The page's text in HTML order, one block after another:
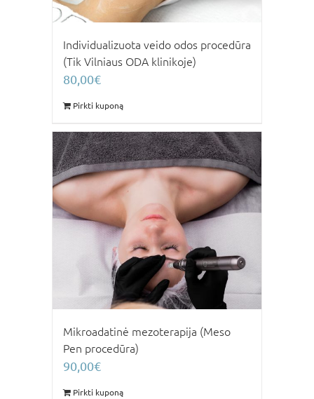
Individualizuota veido odos procedūra
(Tik Vilniaus ODA klinikoje)
80,00€
Pirkti kuponą
Mikroadatinė mezoterapija (Meso
Pen procedūra)
90,00€
Pirkti kuponą